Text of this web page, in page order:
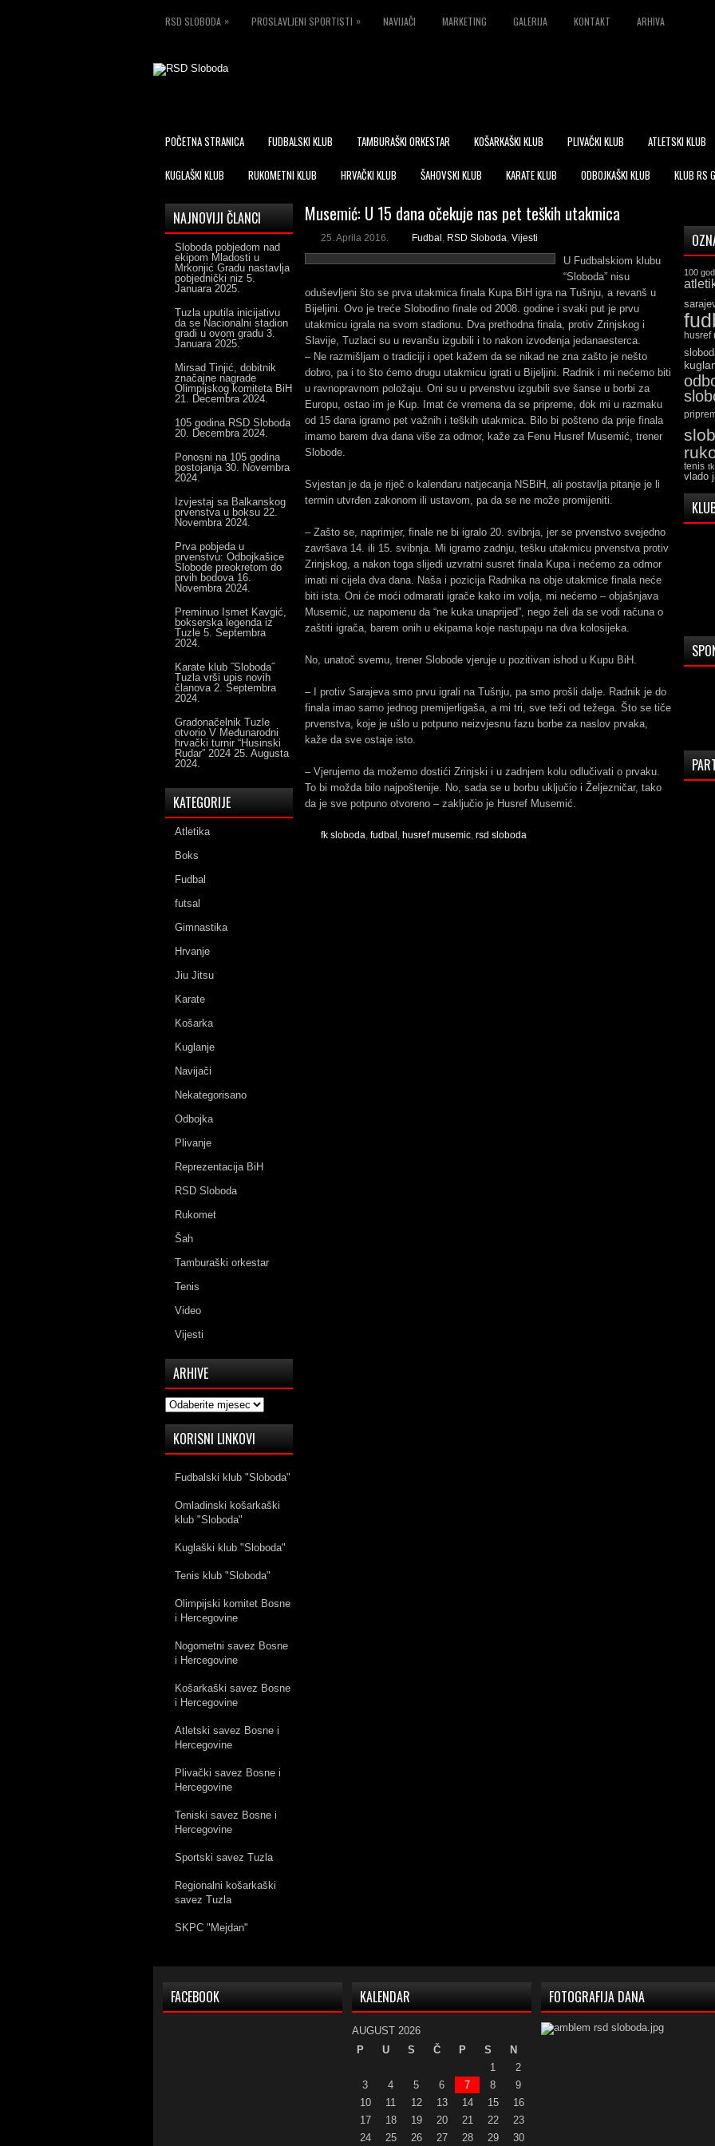
RSD SLOBODA » PROSLAVLJENI SPORTISTI » NAVIJAČI MARKETING GALERIJA KONTAKT ARHIVA
POČETNA STRANICA FUDBALSKI KLUB TAMBURAŠKI ORKESTAR KOŠARKAŠKI KLUB PLIVAČKI KLUB ATLETSKI KLUB
KUGLAŠKI KLUB RUKOMETNI KLUB HRVAČKI KLUB ŠAHOVSKI KLUB KARATE KLUB ODBOJKAŠKI KLUB KLUB RS
Musemić: U 15 dana očekuje nas pet teških utakmica
25. Aprila 2016. Fudbal , RSD Sloboda, Vijesti
U Fudbalskiom klubu
“Sloboda” nisu
oduševljeni što se prva utakmica finala Kupa BiH igra na Tušnju, a revanš u
Bijeljini. Ovo je treće Slobodino finale od 2008. godine i svaki put je prvu
utakmicu igrala na svom stadionu. Dva prethodna finala, protiv Zrinjskog i
Slavije, Tuzlaci su u revanšu izgubili i to nakon izvođenja jedanaesterca.
– Ne razmišljam o tradiciji i opet kažem da se nikad ne zna zašto je nešto
dobro, pa i to što ćemo drugu utakmicu igrati u Bijeljini. Radnik i mi nećemo biti
u ravnopravnom položaju. Oni su u prvenstvu izgubili sve šanse u borbi za
Europu, ostao im je Kup. Imat će vremena da se pripreme, dok mi u razmaku
od 15 dana igramo pet važnih i teških utakmica. Bilo bi pošteno da prije finala
imamo barem dva dana više za odmor, kaže za Fenu Husref Musemić, trener
Slobode.
Svjestan je da je riječ o kalendaru natjecanja NSBiH, ali postavlja pitanje je li
termin utvrđen zakonom ili ustavom, pa da se ne može promijeniti.
– Zašto se, naprimjer, finale ne bi igralo 20. svibnja, jer se prvenstvo svejedno
završava 14. ili 15. svibnja. Mi igramo zadnju, tešku utakmicu prvenstva protiv
Zrinjskog, a nakon toga slijedi uzvratni susret finala Kupa i nećemo za odmor
imati ni cijela dva dana. Naša i pozicija Radnika na obje utakmice finala neće
biti ista. Oni će moći odmarati igrače kako im volja, mi nećemo – objašnjava
Musemić, uz napomenu da “ne kuka unaprijed”, nego želi da se vodi računa o
zaštiti igrača, barem onih u ekipama koje nastupaju na dva kolosijeka.
No, unatoč svemu, trener Slobode vjeruje u pozitivan ishod u Kupu BiH.
– I protiv Sarajeva smo prvu igrali na Tušnju, pa smo prošli dalje. Radnik je do
finala imao samo jednog premijerligaša, a mi tri, sve teži od težega. Što se tiče
prvenstva, koje je ušlo u potpuno neizvjesnu fazu borbe za naslov prvaka,
kaže da sve ostaje isto.
– Vjerujemo da možemo dostići Zrinjski i u zadnjem kolu odlučivati o prvaku.
To bi možda bilo najpoštenije. No, sada se u borbu uključio i Željezničar, tako
da je sve potpuno otvoreno – zaključio je Husref Musemić.
fk sloboda, fudbal , husref musemic, rsd sloboda
NAJNOVIJI ČLANCI
Sloboda pobjedom nad
ekipom Mladosti u
Mrkonjić Gradu nastavlja
pobjednički niz 5.
Januara 2025.
Tuzla uputila inicijativu
da se Nacionalni stadion
gradi u ovom gradu 3.
Januara 2025.
Mirsad Tinjić, dobitnik
značajne nagrade
Olimpijskog komiteta BiH
21. Decembra 2024.
105 godina RSD Sloboda
20. Decembra 2024.
Ponosni na 105 godina
postojanja 30. Novembra
2024.
Izvjestaj sa Balkanskog
prvenstva u boksu 22.
Novembra 2024.
Prva pobjeda u
prvenstvu: Odbojkašice
Slobode preokretom do
prvih bodova 16.
Novembra 2024.
Preminuo Ismet Kavgić,
bokserska legenda iz
Tuzle 5. Septembra
2024.
Karate klub ˝Sloboda˝
Tuzla vrši upis novih
članova 2. Septembra
2024.
Gradonačelnik Tuzle
otvorio V Međunarodni
hrvački turnir “Husinski
Rudar” 2024 25. Augusta
2024.
KATEGORIJE
Atletika
Boks
Fudbal
futsal
Gimnastika
Hrvanje
Jiu Jitsu
Karate
Košarka
Kuglanje
Navijači
Nekategorisano
Odbojka
Plivanje
Reprezentacija BiH
RSD Sloboda
Rukomet
Šah
Tamburaški orkestar
Tenis
Video
Vijesti
ARHIVE
Arhive
KORISNI LINKOVI
Fudbalski klub "Sloboda"
Omladinski košarkaški
klub "Sloboda"
Kuglaški klub "Sloboda"
Tenis klub "Sloboda"
Olimpijski komitet Bosne
i Hercegovine
Nogometni savez Bosne
i Hercegovine
Košarkaški savez Bosne
i Hercegovine
Atletski savez Bosne i
Hercegovine
Plivački savez Bosne i
Hercegovine
Teniski savez Bosne i
Hercegovine
Sportski savez Tuzla
Regionalni košarkaški
savez Tuzla
SKPC "Mejdan"
100
husref
tenis
vlado
FACEBOOK KALENDAR
AUGUST 2026
P
U S Č P S
N
1
2
3
4 5 6 7 8
9
10
11 12 13 14 15
16
17
18 19 20 21 22
23
24
25 26 27 28 29 30
FOTOGRAFIJA DANA